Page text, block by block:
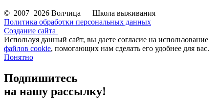
© 2007−2026 Волчица — Школа выживания
Политика обработки персональных данных
Создание сайта
Используя данный сайт, вы даете согласие на использование
файлов cookie, помогающих нам сделать его удобнее для вас.
Понятно
Подпишитесь
на нашу рассылку!